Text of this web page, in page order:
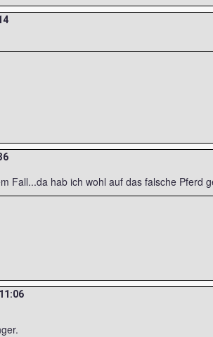
Fall...da hab ich wohl auf das falsche Pferd